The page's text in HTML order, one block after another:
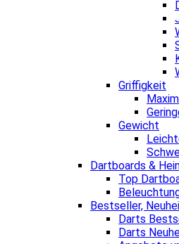
Griffigkeit
Gewicht
Dartboards &
Top
Bestseller,
Darts
Darts